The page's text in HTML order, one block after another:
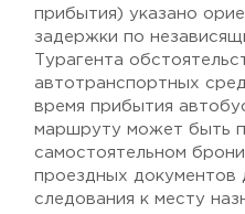
прибытия) указано
задержки по
Турагента
автотранспортных
время прибытия
маршруту может быть
самостоятельном
проездных документов
следования к месту